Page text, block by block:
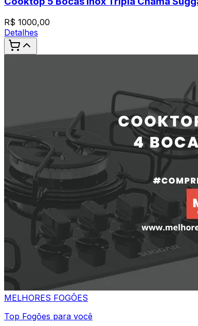
R$ 1000,00
Detalhes
MELHORES FOGÕES
Top Fogões para você